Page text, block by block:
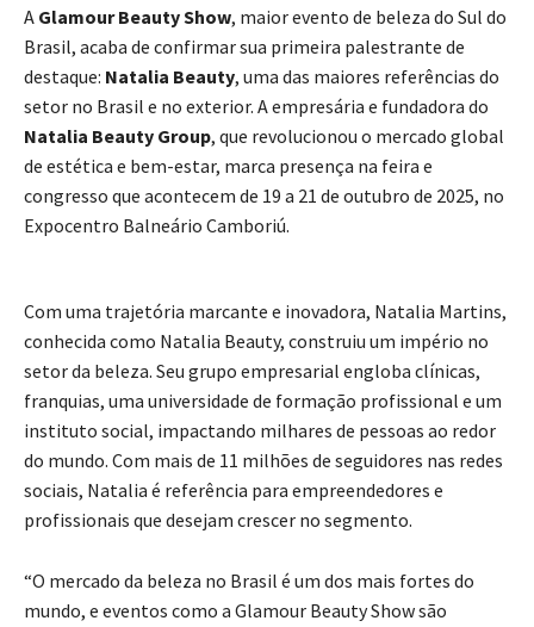
A Glamour Beauty Show, maior evento de beleza do Sul do
Brasil, acaba de confirmar sua primeira palestrante de
destaque: Natalia Beauty, uma das maiores referências do
setor no Brasil e no exterior. A empresária e fundadora do
Natalia Beauty Group, que revolucionou o mercado global
de estética e bem-estar, marca presença na feira e
congresso que acontecem de 19 a 21 de outubro de 2025, no
Expocentro Balneário Camboriú.
Com uma trajetória marcante e inovadora, Natalia Martins,
conhecida como Natalia Beauty, construiu um império no
setor da beleza. Seu grupo empresarial engloba clínicas,
franquias, uma universidade de formação profissional e um
instituto social, impactando milhares de pessoas ao redor
do mundo. Com mais de 11 milhões de seguidores nas redes
sociais, Natalia é referência para empreendedores e
profissionais que desejam crescer no segmento.
“O mercado da beleza no Brasil é um dos mais fortes do
mundo, e eventos como a Glamour Beauty Show são